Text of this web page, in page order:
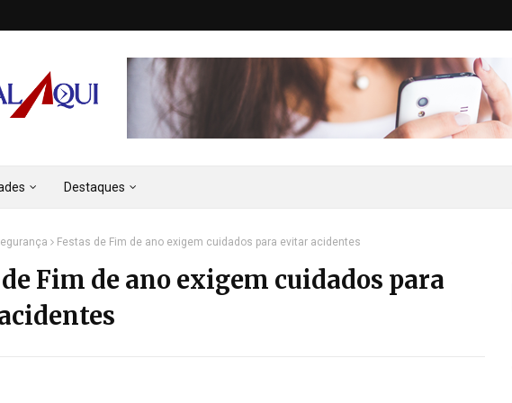
Destaques
Festas de Fim de ano exigem cuidados para evitar acidentes
Fim de ano exigem cuidados para